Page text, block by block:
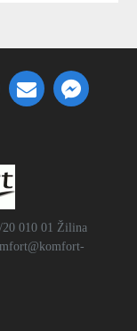
010 01 Žilina